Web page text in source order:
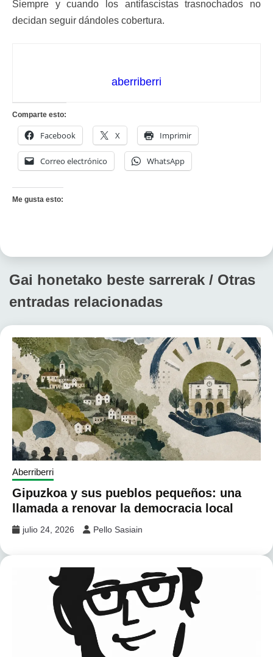
Siempre y cuando los antifascistas trasnochados no
decidan seguir dándoles cobertura.
aberriberri
Comparte esto:
Facebook X Imprimir
Correo electrónico WhatsApp
Me gusta esto:
Gai honetako beste sarrerak / Otras
entradas relacionadas
Aberriberri
Gipuzkoa y sus pueblos pequeños: una
llamada a renovar la democracia local
julio 24, 2026 Pello Sasiain